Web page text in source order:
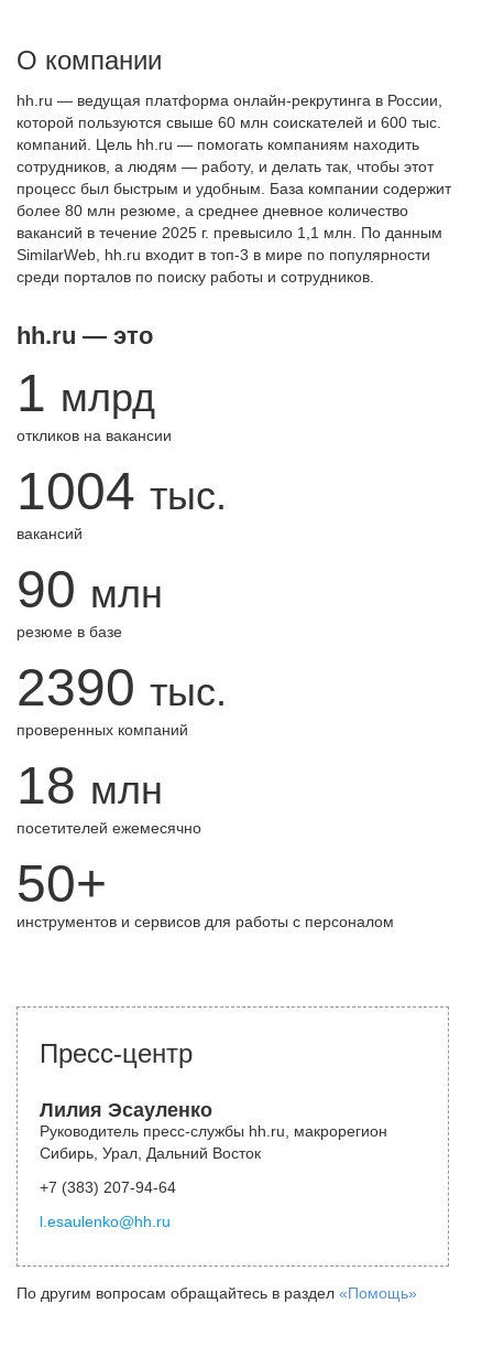
О компании
hh.ru — ведущая платформа онлайн-рекрутинга в России,
которой пользуются свыше 60 млн соискателей и 600 тыс.
компаний. Цель hh.ru — помогать компаниям находить
сотрудников, а людям — работу, и делать так, чтобы этот
процесс был быстрым и удобным. База компании содержит
более 80 млн резюме, а среднее дневное количество
вакансий в течение 2025 г. превысило 1,1 млн. По данным
SimilarWeb, hh.ru входит в топ-3 в мире по популярности
среди порталов по поиску работы и сотрудников.
hh.ru — это
1 млрд
откликов на вакансии
1004 тыс.
вакансий
90 млн
резюме в базе
2390 тыс.
проверенных компаний
18 млн
посетителей ежемесячно
50+
инструментов и сервисов для работы с персоналом
Пресс-центр
Лилия Эсауленко
Руководитель пресс-службы hh.ru, макрорегион
Сибирь, Урал, Дальний Восток
+7 (383) 207-94-64
l.esaulenko@hh.ru
По другим вопросам обращайтесь в раздел «Помощь»